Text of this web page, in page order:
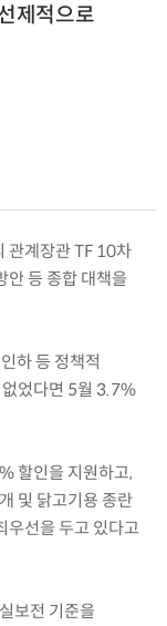
제적으로
관계장관 TF 10차
안 등 종합 대책을
하 등 정책적
었다면 5월 3.7%
할인을 지원하고,
및 닭고기용 종란
우선을 두고 있다고
보전 기준을